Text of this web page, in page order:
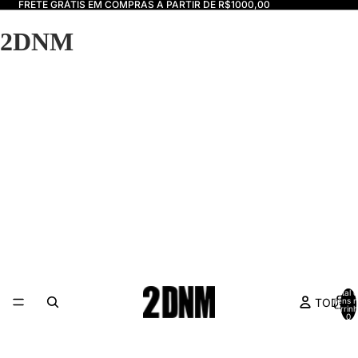
FRETE GRÁTIS EM COMPRAS A PARTIR DE R$1000,00
2DNM
TODOS
Total
itens
0